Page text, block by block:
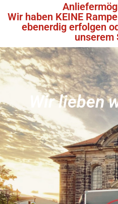
Wir haben KEINE
ebenerdig erfolgen
unserem
Wir lieben